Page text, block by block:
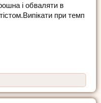
і обваляти в
при темп